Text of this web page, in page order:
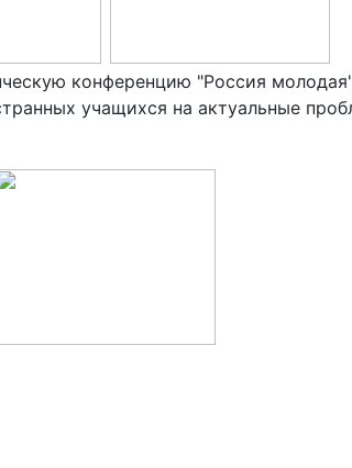
конференцию "Россия
учащихся на актуальные